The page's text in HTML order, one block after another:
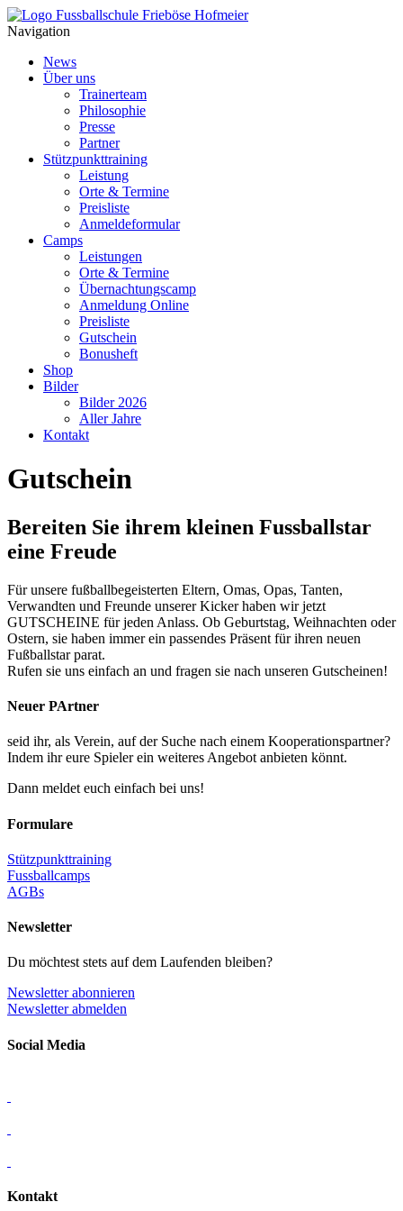
Navigation
News
Über uns
Trainerteam
Philosophie
Presse
Partner
Stützpunkttraining
Leistung
Orte & Termine
Preisliste
Anmeldeformular
Camps
Leistungen
Orte & Termine
Übernachtungscamp
Anmeldung Online
Preisliste
Gutschein
Bonusheft
Shop
Bilder
Bilder 2026
Aller Jahre
Kontakt
Gutschein
Bereiten Sie ihrem kleinen Fussballstar
eine Freude
Für unsere fußballbegeisterten Eltern, Omas, Opas, Tanten,
Verwandten und Freunde unserer Kicker haben wir jetzt
GUTSCHEINE für jeden Anlass. Ob Geburtstag, Weihnachten oder
Ostern, sie haben immer ein passendes Präsent für ihren neuen
Fußballstar parat.
Rufen sie uns einfach an und fragen sie nach unseren Gutscheinen!
Neuer PArtner
seid ihr, als Verein, auf der Suche nach einem Kooperationspartner?
Indem ihr eure Spieler ein weiteres Angebot anbieten könnt.
Dann meldet euch einfach bei uns!
Formulare
Stützpunkttraining
Fussballcamps
AGBs
Newsletter
Du möchtest stets auf dem Laufenden bleiben?
Newsletter abonnieren
Newsletter abmelden
Social Media
Kontakt